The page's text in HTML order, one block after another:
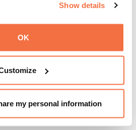
Show details
OK
my personal information
与 "脱网 "合作